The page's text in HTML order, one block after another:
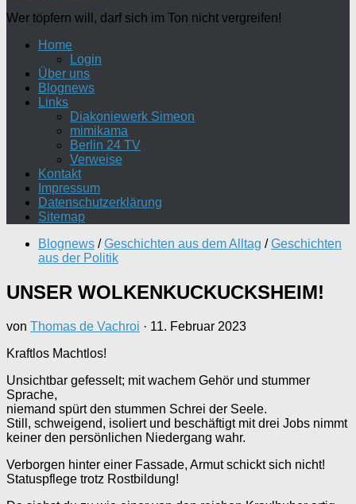
Wer töpfern will, darf sich im Ton nicht vergreifen!
Home
Login
Über uns
Blognews
Links
Diakoniewerk Simeon
mimikama
Berlin 24 TV
Verweise
Kontakt
Impressum
Datenschutzerklärung
Sitemap
Blognews / Geschichten aus dem Alltag / Geschichten
aus der Politik
UNSER WOLKENKUCKUCKSHEIM!
von Thomas de Vachroi · 11. Februar 2023
Kraftlos Machtlos!
Unsichtbar gefesselt; mit wachem Gehör und stummer
Sprache,
niemand spürt den stummen Schrei der Seele.
Still, schweigend, isoliert und beschäftigt mit drei Jobs nimmt
keiner den persönlichen Niedergang wahr.
Verborgen hinter einer Fassade, Armut schickt sich nicht!
Statuspflege trotz Rostbildung!